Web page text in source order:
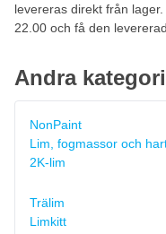
levereras direkt från
22.00 och få den
Andra
NonPaint
Lim, fogmassor och
2K-lim
Trälim
Limkitt